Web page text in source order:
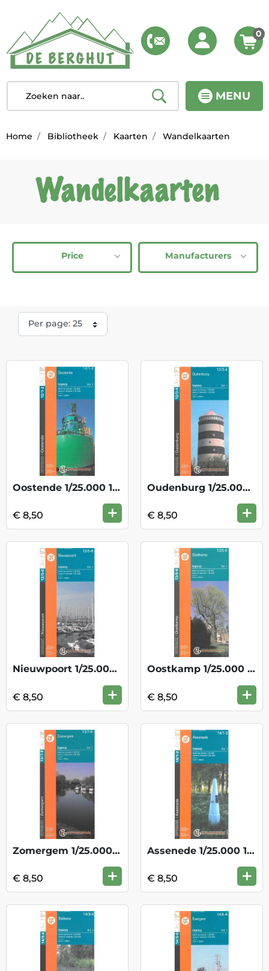
MENU
0
Home Bibliotheek Kaarten Wandelkaarten
Wandelkaarten
Price Manufacturers
Oostende 1/25.000 12/1-2
€ 8,50 +
Oudenburg 1/25.000 12/3-4
€ 8,50 +
Nieuwpoort 1/25.000 12/5-6
€ 8,50 +
Oostkamp 1/25.000 13/5-6
€ 8,50 +
Zomergem 1/25.000 13/7-8
€ 8,50 +
Assenede 1/25.000 14/1-2
€ 8,50 +